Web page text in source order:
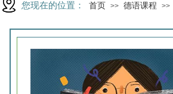
您现在的位置： 首页 >> 德语课程 >>